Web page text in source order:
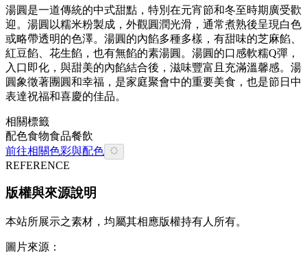
湯圓是一道傳統的中式甜點，特別在元宵節和冬至時期廣受歡
迎。湯圓以糯米粉製成，外觀圓潤光滑，通常煮熟後呈現白色
或略帶透明的色澤。湯圓的內餡多種多樣，有甜味的芝麻餡、
紅豆餡、花生餡，也有無餡的素湯圓。湯圓的口感軟糯Q彈，
入口即化，與甜美的內餡結合後，滋味豐富且充滿溫馨感。湯
圓象徵著團圓和幸福，是家庭聚會中的重要美食，也是節日中
表達祝福和喜慶的佳品。
相關標籤
配色食物食品餐飲
前往相關色彩與配色
REFERENCE
版權與來源說明
本站所展示之素材，均屬其相應版權持有人所有。
圖片來源：